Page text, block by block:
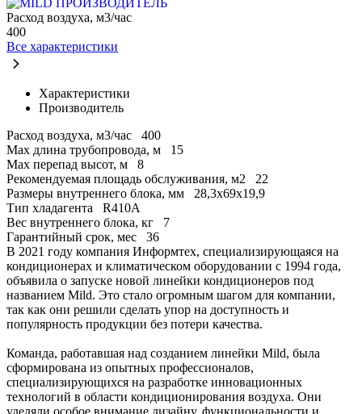
Расход воздуха, м3/час
400
Все характеристики
Характеристики
Производитель
Расход воздуха, м3/час
400
Max длина трубопровода, м
15
Max перепад высот, м
8
Рекомендуемая площадь обслуживания, м2
22
Размеры внутреннего блока, мм
28,3x69x19,9
Тип хладагента
R410A
Вес внутреннего блока, кг
7
Гарантийный срок, мес
36
В 2021 году компания Информтех, специализирующаяся на
кондиционерах и климатическом оборудовании с 1994 года,
объявила о запуске новой линейки кондиционеров под
названием Mild. Это стало огромным шагом для компании,
так как они решили сделать упор на доступность и
популярность продукции без потери качества.
Команда, работавшая над созданием линейки Mild, была
сформирована из опытных профессионалов,
специализирующихся на разработке инновационных
технологий в области кондиционирования воздуха. Они
уделяли особое внимание дизайну, функциональности и